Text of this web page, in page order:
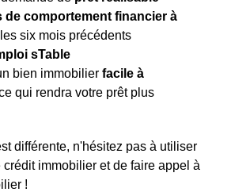
de comportement financier à
six mois précédents
sTable
bien immobilier facile à
qui rendra votre prêt plus
différente, n'hésitez pas à utiliser
crédit immobilier et de faire appel à
!